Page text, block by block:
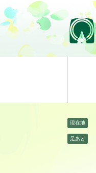
ペ
ー
ジ
メ
ニ
ュ
て
現在地
足あと